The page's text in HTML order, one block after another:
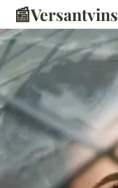
📰Versantvins